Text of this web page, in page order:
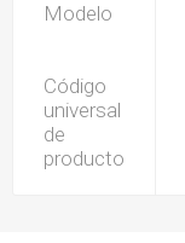
Modelo
Código
universal
de
producto